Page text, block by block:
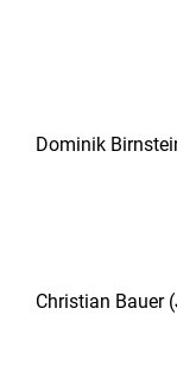
Dominik
Christian Bauer